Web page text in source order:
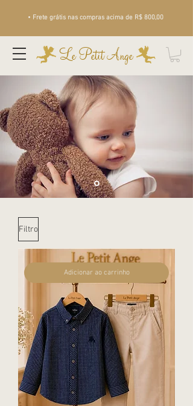
• Frete grátis nas compras acima de R$ 800,00
Le Petit Ange
Filtro
Adicionar ao carrinho